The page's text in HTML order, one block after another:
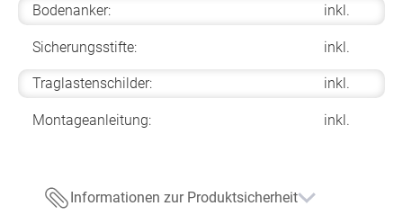
Bodenanker: inkl.
Sicherungsstifte: inkl.
Traglastenschilder: inkl.
Montageanleitung: inkl.
Informationen zur Produktsicherheit